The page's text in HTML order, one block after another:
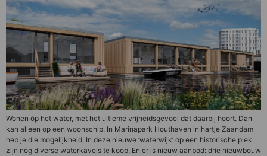
Wonen óp het water, met het ultieme vrijheidsgevoel dat daarbij hoort. Dan
kan alleen op een woonschip. In Marinapark Houthaven in hartje Zaandam
heb je die mogelijkheid. In deze nieuwe ‘waterwijk’ op een historische plek
zijn nog diverse waterkavels te koop. En er is nieuw aanbod: drie nieuwbouw